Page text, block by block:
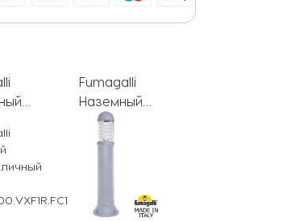
Sauro
Fumagalli
Наземный
светильник
Sauro